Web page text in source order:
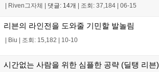
Riven그자체 댓글: 14개 조회: 37,184 06-15
리븐의 라인전을 도와줄 기민할 발놀림
Biu 조회: 15,182 10-10
시간없는 사람을 위한 심플한 공략 (딜탱 리븐)